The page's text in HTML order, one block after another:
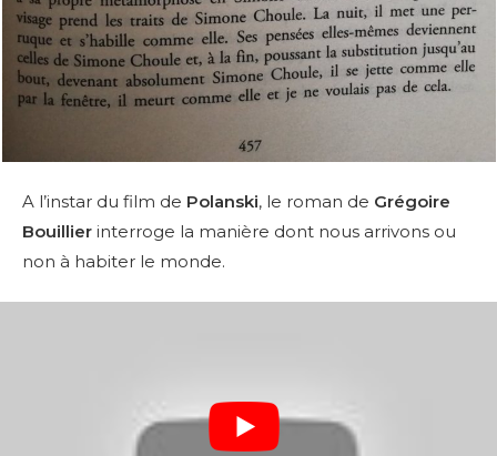
A l’instar du film de Polanski, le roman de Grégoire
Bouillier interroge la manière dont nous arrivons ou
non à habiter le monde.